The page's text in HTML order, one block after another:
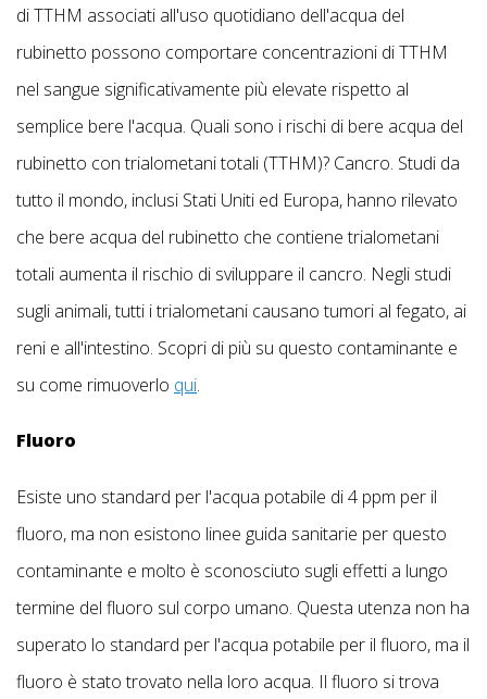
di TTHM associati all'uso quotidiano dell'acqua del
rubinetto possono comportare concentrazioni di TTHM
nel sangue significativamente più elevate rispetto al
semplice bere l'acqua. Quali sono i rischi di bere acqua del
rubinetto con trialometani totali (TTHM)? Cancro. Studi da
tutto il mondo, inclusi Stati Uniti ed Europa, hanno rilevato
che bere acqua del rubinetto che contiene trialometani
totali aumenta il rischio di sviluppare il cancro. Negli studi
sugli animali, tutti i trialometani causano tumori al fegato, ai
reni e all'intestino. Scopri di più su questo contaminante e
su come rimuoverlo qui.
Fluoro
Esiste uno standard per l'acqua potabile di 4 ppm per il
fluoro, ma non esistono linee guida sanitarie per questo
contaminante e molto è sconosciuto sugli effetti a lungo
termine del fluoro sul corpo umano. Questa utenza non ha
superato lo standard per l'acqua potabile per il fluoro, ma il
fluoro è stato trovato nella loro acqua. Il fluoro si trova